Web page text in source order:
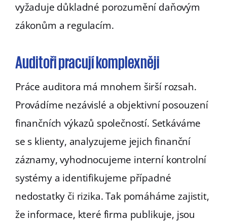
vyžaduje důkladné porozumění daňovým
zákonům a regulacím.
Auditoři pracují komplexněji
Práce auditora má mnohem širší rozsah.
Provádíme nezávislé a objektivní posouzení
finančních výkazů společností. Setkáváme
se s klienty, analyzujeme jejich finanční
záznamy, vyhodnocujeme interní kontrolní
systémy a identifikujeme případné
nedostatky či rizika. Tak pomáháme zajistit,
že informace, které firma publikuje, jsou